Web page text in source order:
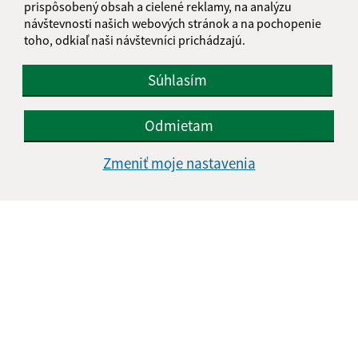
prispôsobený obsah a cielené reklamy, na analýzu
návštevnosti našich webových stránok a na pochopenie
toho, odkiaľ naši návštevníci prichádzajú.
Súhlasím
Odmietam
Zmeniť moje nastavenia
Vyhlásenie o prístupnosti
Autorské práva
Ochrana osobných údajov